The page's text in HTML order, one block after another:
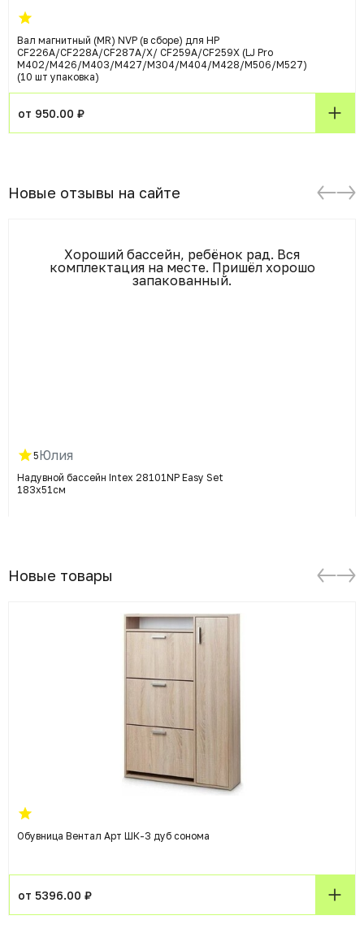
Вал магнитный (MR) NVP (в сборе) для HP
CF226A/CF228A/CF287A/X/ CF259A/CF259X (LJ Pro
M402/M426/M403/M427/M304/M404/M428/M506/M527)
(10 шт упаковка)
от 950.00 ₽
Новые отзывы на сайте
Хороший бассейн, ребёнок рад. Вся
комплектация на месте. Пришёл хорошо
запакованный.
5Юлия
Надувной бассейн Intex 28101NP Easy Set
183х51см
Новые товары
Обувница Вентал Арт ШК-3 дуб сонома
от 5396.00 ₽